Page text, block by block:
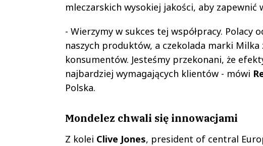
mleczarskich wysokiej jakości, aby
- Wierzymy w sukces tej współpracy. Polacy
naszych produktów, a czekolada marki Milka
konsumentów. Jesteśmy przekonani, że
najbardziej wymagających klientów - mówi
Polska.
Mondelez chwali się innowacjami
Z kolei Clive Jones, president of central